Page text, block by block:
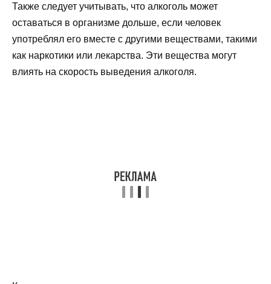
Также следует учитывать, что алкоголь может
оставаться в организме дольше, если человек
употреблял его вместе с другими веществами, такими
как наркотики или лекарства. Эти вещества могут
влиять на скорость выведения алкоголя.